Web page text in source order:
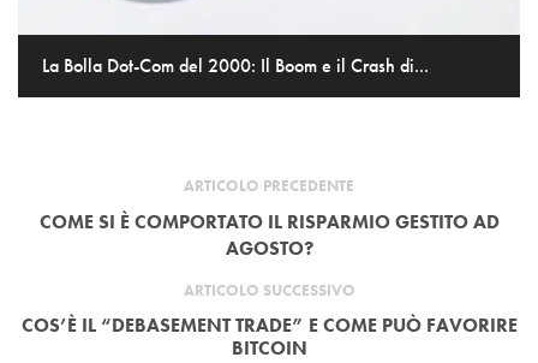
La Bolla Dot-Com del 2000: Il Boom e il Crash di...
ARTICOLO PRECEDENTE
COME SI È COMPORTATO IL RISPARMIO GESTITO AD
AGOSTO?
ARTICOLO SUCCESSIVO
COS’È IL “DEBASEMENT TRADE” E COME PUÒ FAVORIRE
BITCOIN